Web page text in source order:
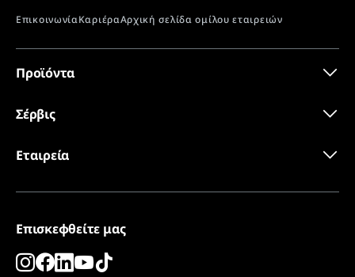
Προϊόντα
Σέρβις
Εταιρεία
Επισκεφθείτε μας